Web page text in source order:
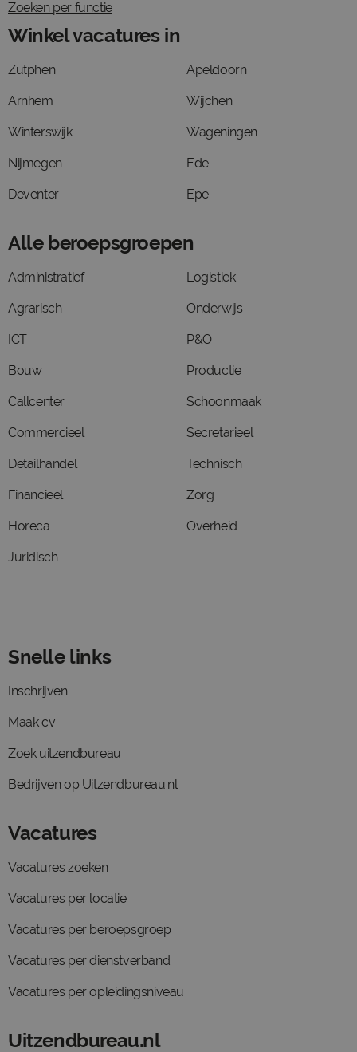
Zoeken per functie
Winkel vacatures in
Zutphen
Arnhem
Winterswijk
Nijmegen
Deventer
Apeldoorn
Wijchen
Wageningen
Ede
Epe
Alle beroepsgroepen
Administratief
Agrarisch
ICT
Bouw
Callcenter
Commercieel
Detailhandel
Financieel
Horeca
Juridisch
Logistiek
Onderwijs
P&O
Productie
Schoonmaak
Secretarieel
Technisch
Zorg
Overheid
Snelle links
Inschrijven
Maak cv
Zoek uitzendbureau
Bedrijven op Uitzendbureau.nl
Vacatures
Vacatures zoeken
Vacatures per locatie
Vacatures per beroepsgroep
Vacatures per dienstverband
Vacatures per opleidingsniveau
Uitzendbureau.nl